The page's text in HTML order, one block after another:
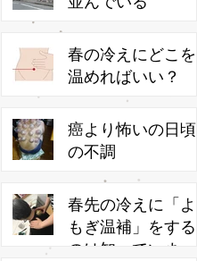
春の冷えにどこを
温めればいい？
癌より怖いの日頃
の不調
春先の冷えに「よ
もぎ温補」をする
のは知っています